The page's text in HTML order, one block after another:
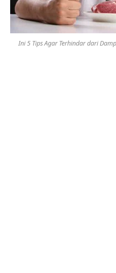
Ini 5 Tips Agar Terhindar dari